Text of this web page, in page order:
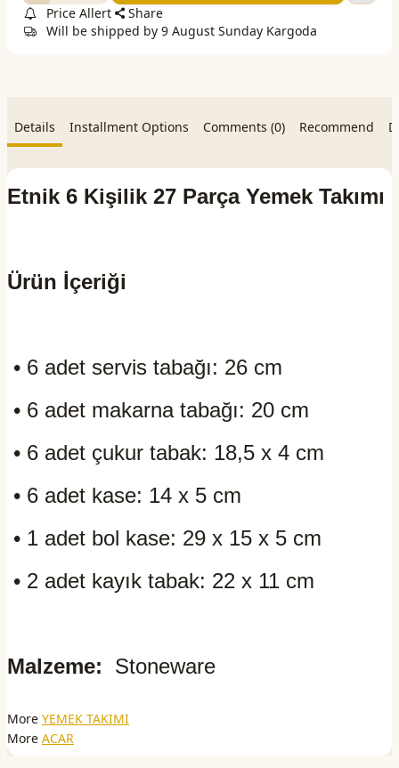
Price Allert
Share
Will be shipped by 9 August Sunday Kargoda
Details Installment Options Comments (0) Recommend
Etnik 6 Kişilik 27 Parça Yemek Takımı
Ürün İçeriği
• 6 adet servis tabağı: 26 cm
• 6 adet makarna tabağı: 20 cm
• 6 adet çukur tabak: 18,5 x 4 cm
• 6 adet kase: 14 x 5 cm
• 1 adet bol kase: 29 x 15 x 5 cm
• 2 adet kayık tabak: 22 x 11 cm
Malzeme: Stoneware
More YEMEK TAKIMI
More ACAR